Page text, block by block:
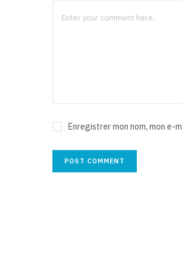
Enregistrer mon nom, mon e-